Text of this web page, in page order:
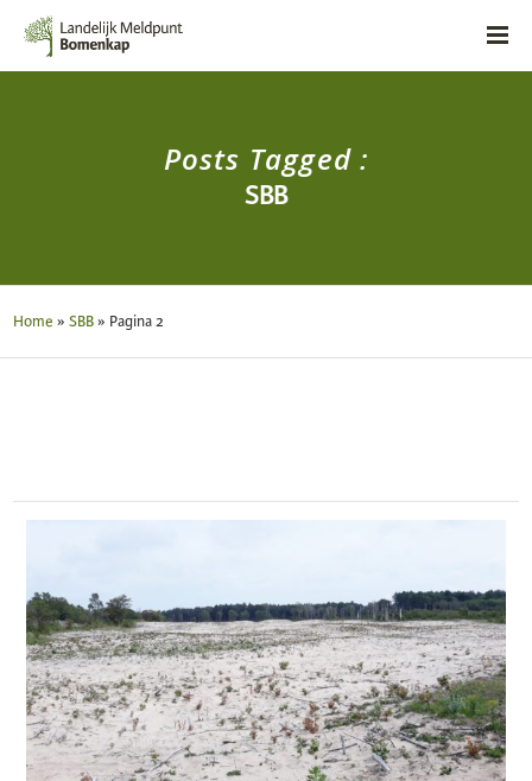
Posts Tagged :
SBB
Home »SBB» Pagina 2